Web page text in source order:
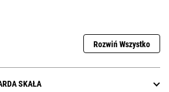
Rozwiń Wszystko
SKAŁA